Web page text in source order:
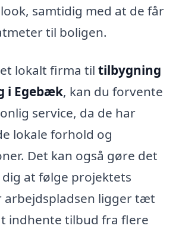
samtidig med at de får
til boligen.
lokalt firma til tilbygning
i Egebæk, kan du forvente
service, da de har
lokale forhold og
Det kan også gøre det
at følge projektets
ligger tæt
indhente tilbud fra flere